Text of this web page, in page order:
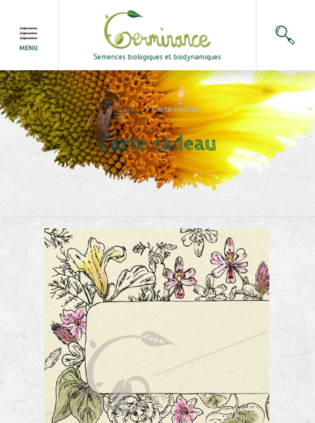
Accueil>Carte cadeau
Carte cadeau